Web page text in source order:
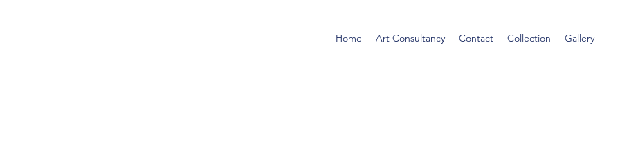
Home Art Consultancy Contact Collection Gallery